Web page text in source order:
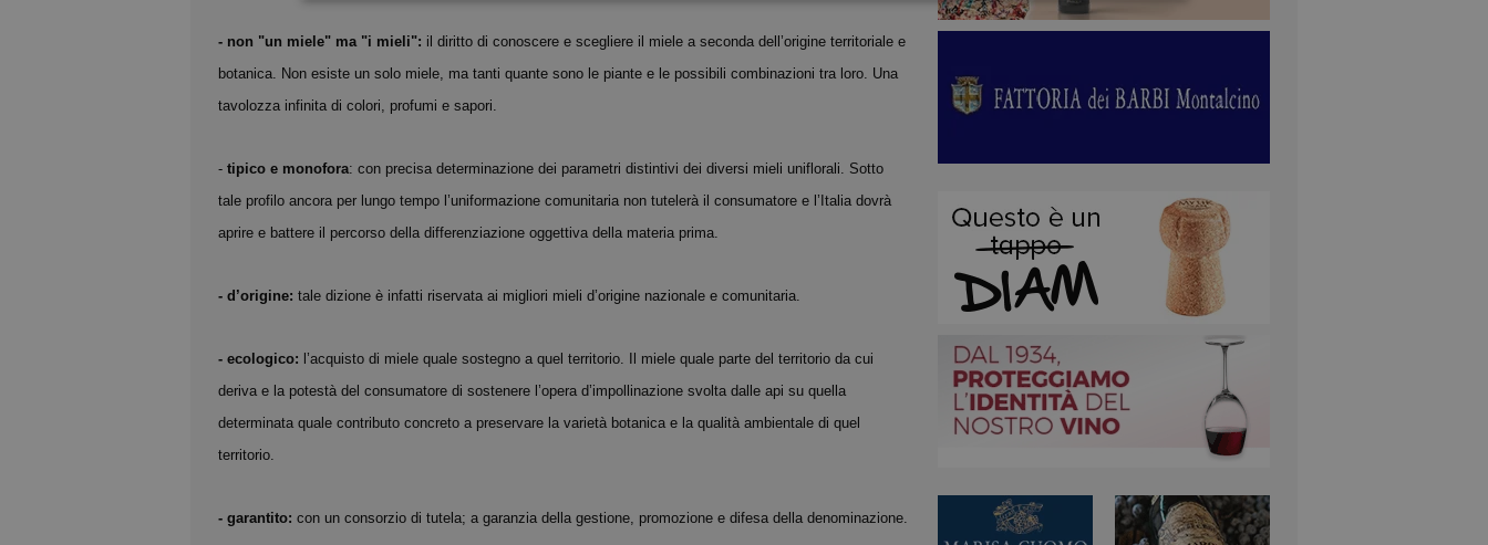
- non "un miele" ma "i mieli": il diritto di conoscere e scegliere il miele a seconda dell’origine territoriale e
botanica. Non esiste un solo miele, ma tanti quante sono le piante e le possibili combinazioni tra loro. Una
tavolozza infinita di colori, profumi e sapori.
- tipico e monofora: con precisa determinazione dei parametri distintivi dei diversi mieli uniflorali. Sotto
tale profilo ancora per lungo tempo l’uniformazione comunitaria non tutelerà il consumatore e l’Italia dovrà
aprire e battere il percorso della differenziazione oggettiva della materia prima.
- d’origine: tale dizione è infatti riservata ai migliori mieli d’origine nazionale e comunitaria.
- ecologico: l’acquisto di miele quale sostegno a quel territorio. Il miele quale parte del territorio da cui
deriva e la potestà del consumatore di sostenere l’opera d’impollinazione svolta dalle api su quella
determinata quale contributo concreto a preservare la varietà botanica e la qualità ambientale di quel
territorio.
- garantito: con un consorzio di tutela; a garanzia della gestione, promozione e difesa della denominazione.